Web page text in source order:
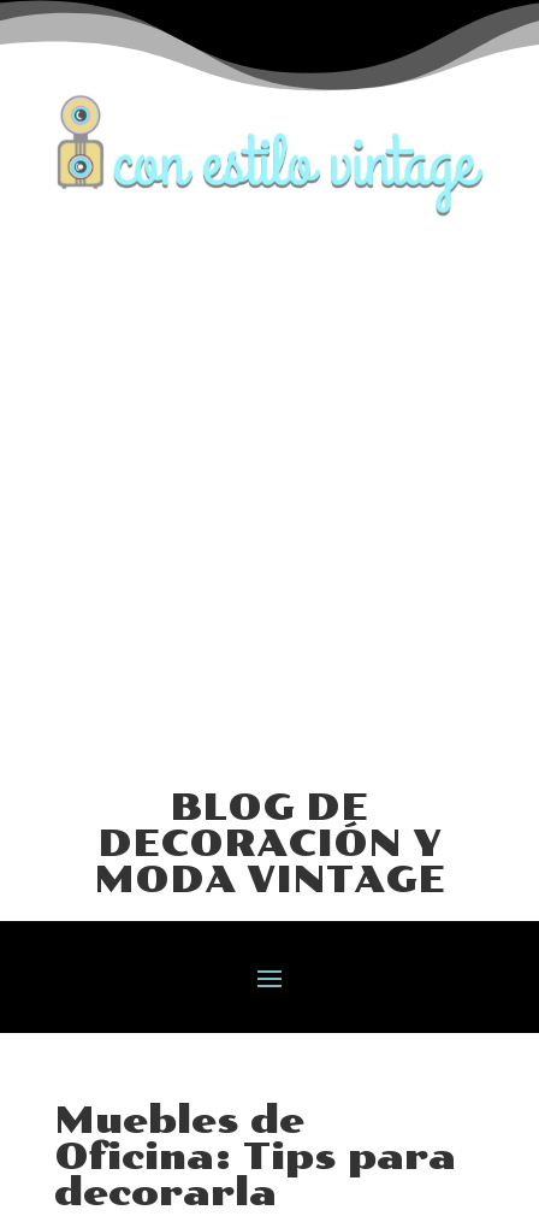
BLOG DE
DECORACIÓN Y
MODA VINTAGE
Muebles de
Oficina: Tips para
decorarla